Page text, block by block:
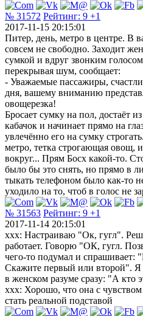
№ 31572 Рейтинг: 9 +1
2017-11-15 20:15:01
Питер, день, метро в центре. В
совсем не свободно. Заходит
сумкой и вдруг звонким
перекрывая шум, сообщает:
- Уважаемые пассажиры,
дня, вашему вниманию
овощерезка!
Бросает сумку на пол, достаёт
кабачок и начинает прямо на
увлечённо его на сумку
метро, тетка строгающая овощ,
вокруг... Прям Босх какой-то.
было бы это снять, но прямо в
тыкать телефоном было как-то
уходило на то, чтоб в голос не
№ 31563 Рейтинг: 9 +1
2017-11-14 20:15:01
xxx: Настраиваю "Ок, гугл".
работает. Говорю "ОК, гугл.
чего-то подумал и спрашивает:
Скажите первый или второй". Я
в женском разуме сразу: "А кто
xxx: Хорошо, что она с
стать реальной подставой